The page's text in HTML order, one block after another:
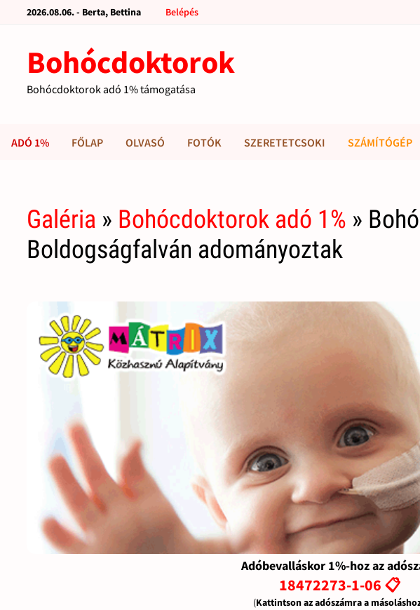
2026.08.06. - Berta, Bettina Belépés
Bohócdoktorok
Bohócdoktorok adó 1% támogatása
ADÓ 1% FŐLAP OLVASÓ FOTÓK SZERETETCSOKI SZÁMÍTÓGÉP
Galéria » Bohócdoktorok adó 1% »
Boldogságfalván adományoztak
Adóbevalláskor 1%-hoz az
18472273-1-06 📋
(Kattintson az adószámra a